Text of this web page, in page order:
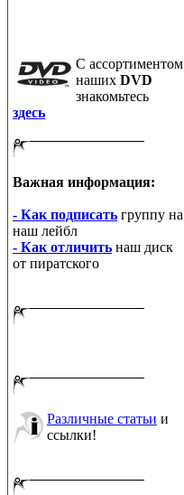
C ассортиментом
наших DVD
знакомьтесь
здесь
Важная информация:
- Как подписать группу на
наш лейбл
- Как отличить наш диск
от пиратского
Различные статьи и
ссылки!